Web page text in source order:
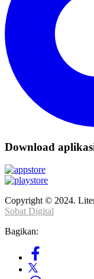
Download
Copyright © 2024.
Sobat Digital
Bagikan: